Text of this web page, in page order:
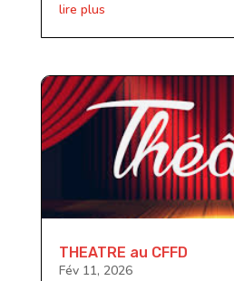
lire plus
THEATRE au CFFD
Fév 11, 2026